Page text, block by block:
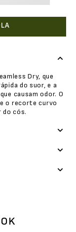
Dry, que
do suor, e a
causam odor. O
o recorte curvo
cós.